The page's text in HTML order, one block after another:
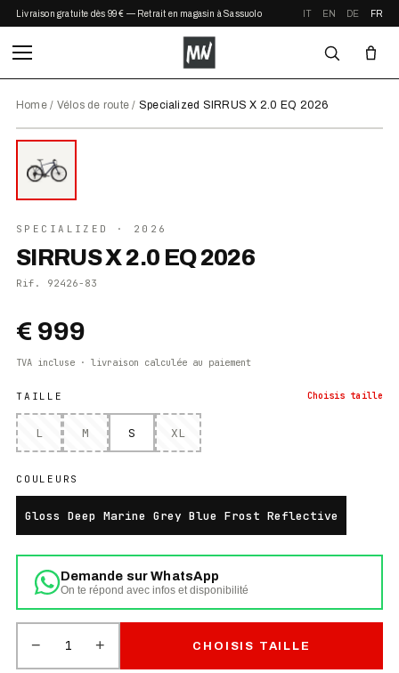
Livraison gratuite dès 99 € — Retrait en magasin à Sassuolo IT EN DE FR
Home/ Vélos de route / Specialized SIRRUS X 2.0 EQ 2026⤢ ZOOM
SPECIALIZED · 2026
SIRRUS X 2.0 EQ 2026
Rif. 92426-83
€ 999
TVA incluse · livraison calculée au paiement
TAILLE Choisis taille
L M S XL
COULEURS
Gloss Deep Marine Grey Blue Frost Reflective
Demande sur WhatsApp
On te répond avec infos et disponibilité
− 1 + CHOISIS TAILLE